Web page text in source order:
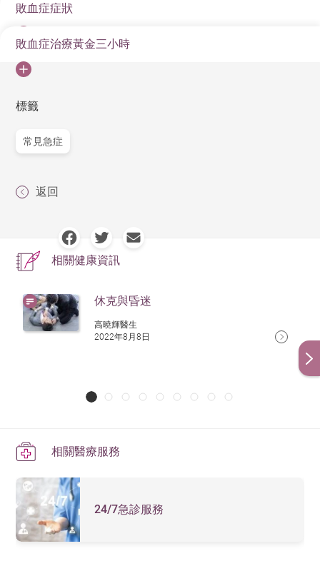
65歲或以上的成年人、1歲以下兒童
免疫力弱人士
敗血症症狀
發燒
呼吸急促
皮膚出現紅色斑塊
敗血症治療黃金三小時
急診中心醫生會
維持維生指數（體溫、血壓、心跳速率、呼吸速率
透過血液、小便或痰液樣本，偵查感染源頭，並「對
靜脈注射施藥
如病人有盲腸炎、膽炎或膽管炎等，立即轉介進行手
如腎臟受感染，需要透過血液透析（俗稱洗腎）維持
腎功能
標籤
常見急症
返回
相關健康資訊
休克與昏迷
高曉輝醫生
2022年8月8日
相關醫療服務
24/7急診服務